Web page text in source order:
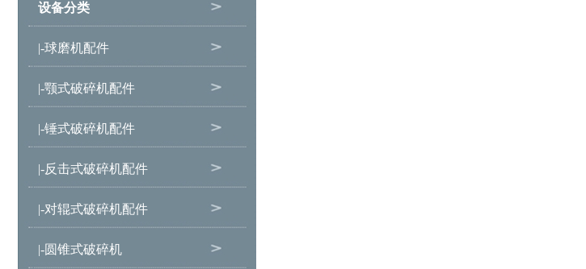
设备分类
|-球磨机配件
|-颚式破碎机配件
|-锤式破碎机配件
|-反击式破碎机配件
|-对辊式破碎机配件
|-圆锥式破碎机